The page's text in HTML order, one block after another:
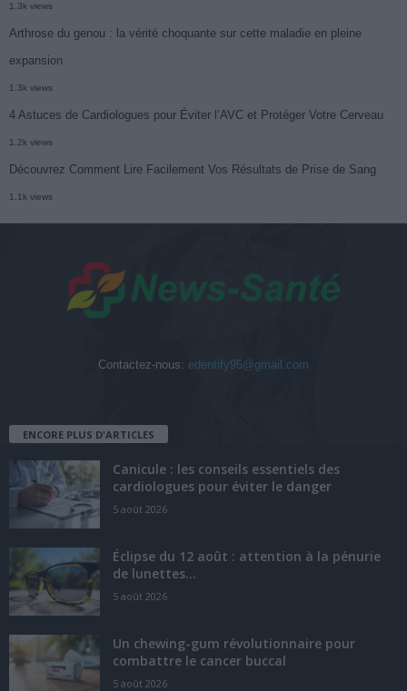
1.3k views
Arthrose du genou : la vérité choquante sur cette maladie en pleine
expansion
1.3k views
4 Astuces de Cardiologues pour Éviter l’AVC et Protéger Votre Cerveau
1.2k views
Découvrez Comment Lire Facilement Vos Résultats de Prise de Sang
1.1k views
Contactez-nous: edentify95@gmail.com
ENCORE PLUS D'ARTICLES
Canicule : les conseils essentiels des
cardiologues pour éviter le danger
5 août 2026
Éclipse du 12 août : attention à la pénurie
de lunettes...
5 août 2026
Un chewing-gum révolutionnaire pour
combattre le cancer buccal
5 août 2026